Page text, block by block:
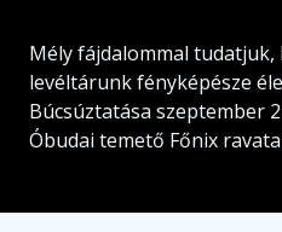
Mély fájdalommal tudatjuk,
levéltárunk fényképésze
Búcsúztatása szeptember
Óbudai temető Főnix